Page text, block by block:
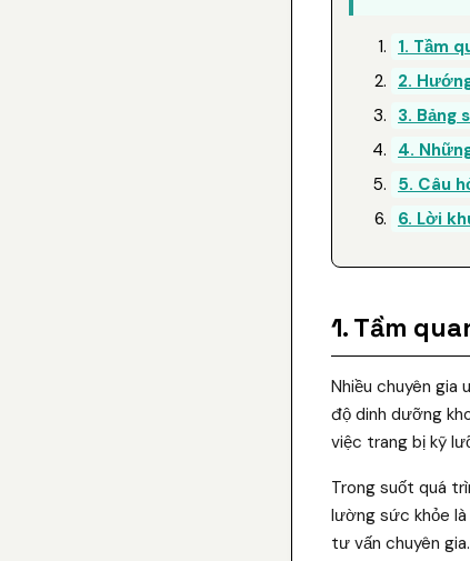
1. Tầm
2.
3. Bảng
4.
5. Câu
6. Lời
1. Tầm
Nhiều chuyên gia
độ dinh dưỡng
việc trang bị kỹ
Trong suốt quá
lường sức khỏe
tư vấn chuyên gia.